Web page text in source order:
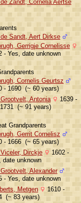
Zandt, Cornelia Aertse
Sandt, Aert Dirkse
Gerrigje Cornelisse
- Yes, date unknown
Cornelis Geurtsz
- 1690 (~ 60 years)
Antonia 1639 -
(~ 91 years)
Grandparents
Gerrit Cornelisz
- 1666 (~ 65 years)
Dirckje 1602 -
date unknown
Alexander
- Yes, date unknown
Metgen 1610 -
(~ 83 years)